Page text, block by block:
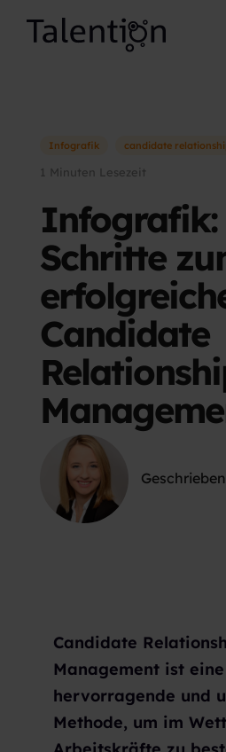
Infografik candidate
1 Minuten Lesezeit
Infografik:
Schritte
Candidate
Candidate
Management ist eine
hervorragende und
Methode, um im